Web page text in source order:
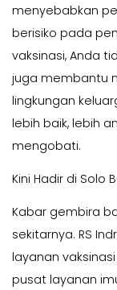
menyebabkan
berisiko pada
vaksinasi, Anda
juga membantu
lingkungan
lebih baik, lebih
mengobati.
Kini Hadir di Solo
Kabar gembira
sekitarnya. RS
layanan
pusat layanan